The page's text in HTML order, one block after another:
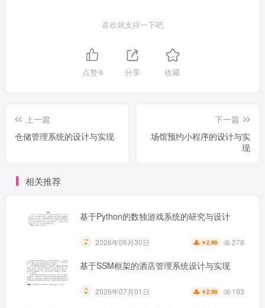
喜欢就支持一下吧
点赞6 分享 收藏
上一篇
仓储管理系统的设计与实现
下一篇
场馆预约小程序的设计与实
现
相关推荐
基于Python的数独游戏系统的研究与设计
2026年06月30日 ￥2.99 278
基于SSM框架的酒店管理系统设计与实现
2026年07月01日 ￥2.99 193